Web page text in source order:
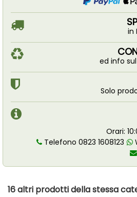
in
ed info
Solo
Orari:
Telefono 0823 1608123
16 altri prodotti della stessa